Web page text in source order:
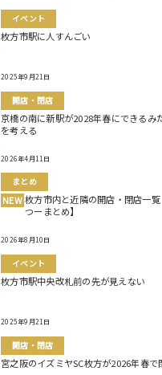
イベント
枚方市駅に人すんごい
2025年9月21日
開店・閉店
京橋の南に新駅が2028年春にできるみ
を考える
2026年4月11日
まとめ
NEW 枚方市内と近隣の開店・閉店一
つーまとめ】
2026年8月10日
イベント
枚方市駅中央改札前の先が見えない
2025年9月21日
開店・閉店
宮之阪のイズミヤSC枚方が2026年春で